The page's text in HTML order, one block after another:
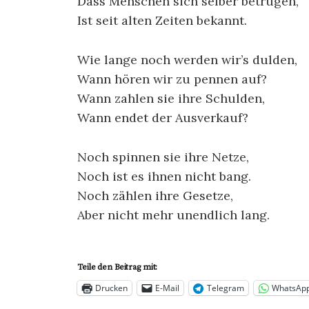
Ist seit alten Zeiten bekannt.
Wie lange noch werden wir’s dulden,
Wann hören wir zu pennen auf?
Wann zahlen sie ihre Schulden,
Wann endet der Ausverkauf?
Noch spinnen sie ihre Netze,
Noch ist es ihnen nicht bang.
Noch zählen ihre Gesetze,
Aber nicht mehr unendlich lang.
Teile den Beitrag mit:
Drucken E-Mail Telegram